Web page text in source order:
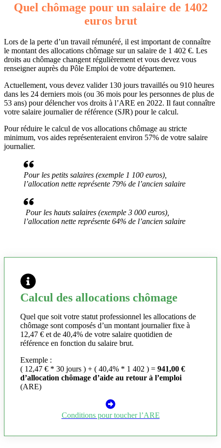
Quel chômage pour un salaire de 1402
euros brut
Lors de la perte d’un travail rémunéré, il est important de connaître
le montant des allocations chômage sur un salaire de 1 402 €. Les
droits au chômage changent régulièrement et vous devez vous
renseigner auprès du Pôle Emploi de votre départemen.
Actuellement, vous devez valider 130 jours travaillés ou 910 heures
dans les 24 derniers mois (ou 36 mois pour les personnes de plus de
53 ans) pour délencher vos droits à l’ARE en 2022. Il faut connaître
votre salaire journalier de référence (SJR) pour le calcul.
Pour réduire le calcul de vos allocations chômage au stricte
minimum, vos aides représenteraient environ 57% de votre salaire
journalier.
Pour les petits salaires (exemple 1 100 euros),
l’allocation nette représente 79% de l’ancien salaire
Pour les hauts salaires (exemple 3 000 euros),
l’allocation nette représente 64% de l’ancien salaire
Calcul des allocations chômage
Quel que soit votre statut professionnel les allocations de
chômage sont composés d’un montant journalier fixe à
12,47 € et de 40,4% de votre salaire quotidien de
référence en fonction du salaire brut.
Exemple :
( 12,47 € * 30 jours ) + ( 40,4% * 1 402 ) = 941,00 €
d’allocation chômage d’aide au retour à l’emploi
(ARE)
Conditions pour toucher l’ARE